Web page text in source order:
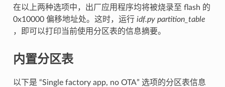
在以上两种选项中，出厂应用程序均将被烧录至 flash 的
0x10000 偏移地址处。这时，运行 idf.py partition_table
，即可以打印当前使用分区表的信息摘要。
内置分区表
以下是 “Single factory app, no OTA” 选项的分区表信息